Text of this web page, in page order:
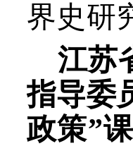
界史研
江苏
指导委
政策”